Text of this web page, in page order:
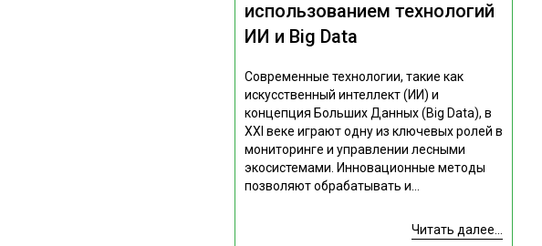
использованием технологий
ИИ и Big Data
Современные технологии, такие как
искусственный интеллект (ИИ) и
концепция Больших Данных (Big Data), в
XXI веке играют одну из ключевых ролей в
мониторинге и управлении лесными
экосистемами. Инновационные методы
позволяют обрабатывать и...
Читать далее...